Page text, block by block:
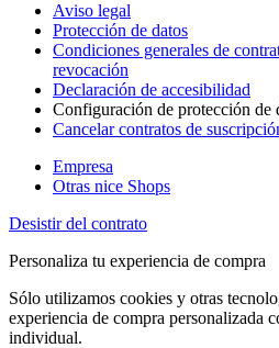
Aviso legal
Protección de datos
Condiciones generales de
revocación
Declaración de accesibilidad
Configuración de protección de
Cancelar contratos de
Empresa
Otras nice Shops
Desistir del contrato
Personaliza tu experiencia de compra
Sólo utilizamos cookies y otras
experiencia de compra personalizada
individual.